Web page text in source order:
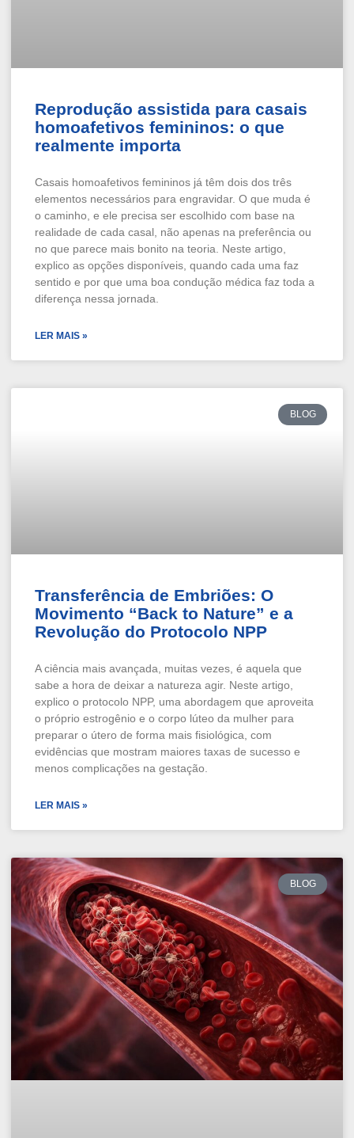
Reprodução assistida para casais
homoafetivos femininos: o que
realmente importa
Casais homoafetivos femininos já têm dois dos três
elementos necessários para engravidar. O que muda é
o caminho, e ele precisa ser escolhido com base na
realidade de cada casal, não apenas na preferência ou
no que parece mais bonito na teoria. Neste artigo,
explico as opções disponíveis, quando cada uma faz
sentido e por que uma boa condução médica faz toda a
diferença nessa jornada.
LER MAIS »
BLOG
Transferência de Embriões: O
Movimento “Back to Nature” e a
Revolução do Protocolo NPP
A ciência mais avançada, muitas vezes, é aquela que
sabe a hora de deixar a natureza agir. Neste artigo,
explico o protocolo NPP, uma abordagem que aproveita
o próprio estrogênio e o corpo lúteo da mulher para
preparar o útero de forma mais fisiológica, com
evidências que mostram maiores taxas de sucesso e
menos complicações na gestação.
LER MAIS »
BLOG